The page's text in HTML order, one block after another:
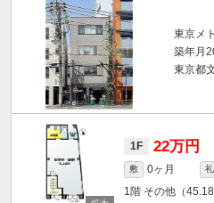
東京メ
築年月
東京都
1F 22万円
敷 0ヶ月 礼
1階 その他（